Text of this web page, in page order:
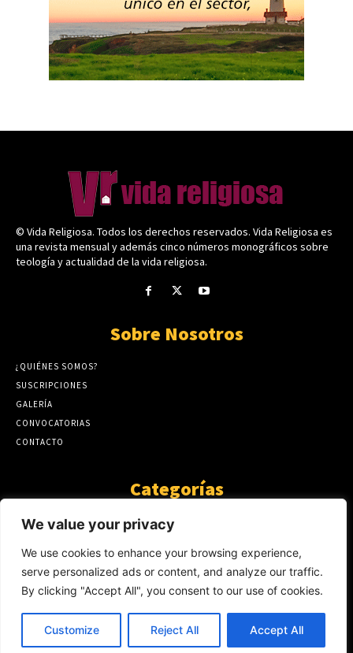
We value your privacy
We use cookies to enhance your browsing experience,
serve personalized ads or content, and analyze our traffic.
By clicking "Accept All", you consent to our use of cookies.
Customize Reject All Accept All
© Vida Religiosa. Todos los derechos reservados. Vida Religiosa es
una revista mensual y además cinco números monográficos sobre
teología y actualidad de la vida religiosa.
Sobre Nosotros
¿QUIÉNES SOMOS?
SUSCRIPCIONES
GALERÍA
CONVOCATORIAS
CONTACTO
Categorías
ARTÍCULOS
GUANTE DE SEDA
AL CALOR DE LA PALABRA
Y YO QUE SÉ
423
NOTICIAS
234
SIN CATEGORÍA
174